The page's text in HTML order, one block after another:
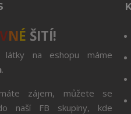
VNÉ ŠITÍ!
látky na eshopu máme
.
zájem, můžete se
naší FB skupiny, kde